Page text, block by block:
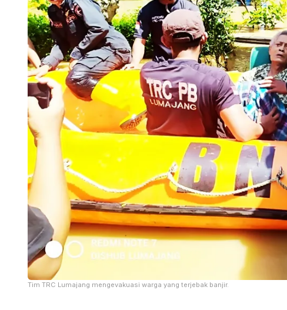
Tim TRC Lumajang mengevakuasi warga yang terjebak banjir.